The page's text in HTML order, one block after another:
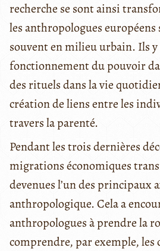
recherche se sont ainsi
les anthropologues
souvent en milieu urbain. Ils
fonctionnement du pouvoir
des rituels dans la vie
création de liens entre les
travers la parenté.
Pendant les trois dernières
migrations économiques
devenues l’un des principaux
anthropologique. Cela a
anthropologues à prendre la
comprendre, par exemple, les